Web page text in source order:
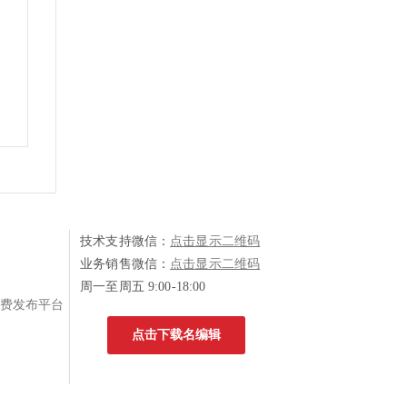
发布平台
技术支持微信： 点击显示二维码
业务销售微信： 点击显示二维码
周一至周五 9:00-18:00
点击下载名编辑